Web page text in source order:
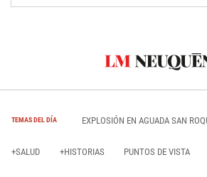
TEMAS DEL DÍA EXPLOSIÓN EN AGUADA SAN
+SALUD +HISTORIAS PUNTOS DE VISTA